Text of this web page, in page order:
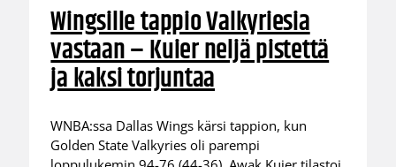
Wingsille tappio Valkyriesia
vastaan – Kuier neljä pistettä
ja kaksi torjuntaa
WNBA:ssa Dallas Wings kärsi tappion, kun
Golden State Valkyries oli parempi